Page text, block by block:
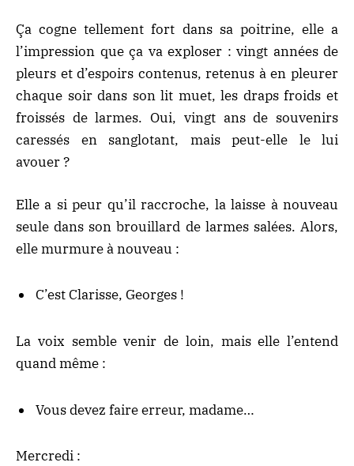
Ça cogne tellement fort dans sa poitrine, elle a
l’impression que ça va exploser : vingt années de
pleurs et d’espoirs contenus, retenus à en pleurer
chaque soir dans son lit muet, les draps froids et
froissés de larmes. Oui, vingt ans de souvenirs
caressés en sanglotant, mais peut-elle le lui
avouer ?
Elle a si peur qu’il raccroche, la laisse à nouveau
seule dans son brouillard de larmes salées. Alors,
elle murmure à nouveau :
C’est Clarisse, Georges !
La voix semble venir de loin, mais elle l’entend
quand même :
Vous devez faire erreur, madame…
Mercredi :